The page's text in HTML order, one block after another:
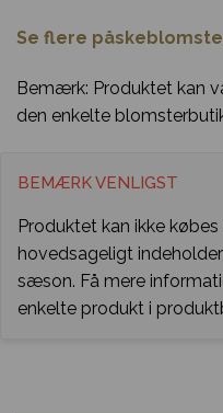
Se flere
Bemærk: Produktet kan
den enkelte
BEMÆRK VENLIGST
Produktet kan ikke
hovedsageligt
sæson. Få mere
enkelte produkt i